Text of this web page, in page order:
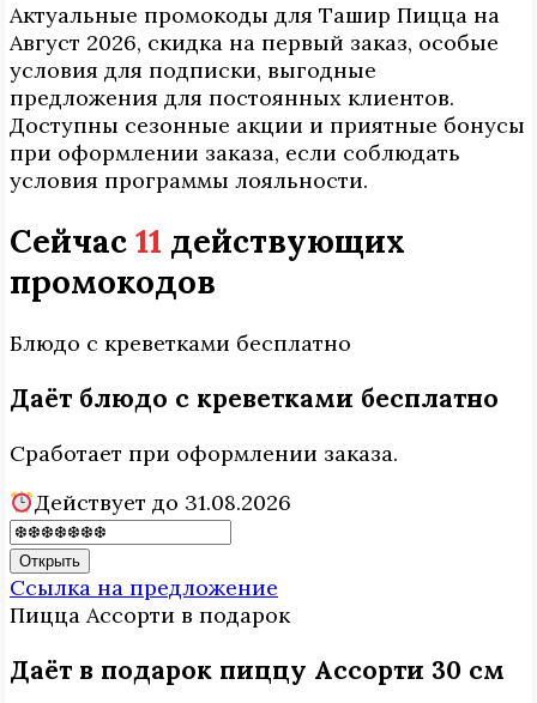
Актуальные промокоды для Ташир Пицца на
Август 2026, скидка на первый заказ, особые
условия для подписки, выгодные
предложения для постоянных клиентов.
Доступны сезонные акции и приятные бонусы
при оформлении заказа, если соблюдать
условия программы лояльности.
Сейчас 11 действующих
промокодов
Блюдо с креветками бесплатно
Даёт блюдо с креветками бесплатно
Сработает при оформлении заказа.
Действует до 31.08.2026
Открыть
Ссылка на предложение
Пицца Ассорти в подарок
Даёт в подарок пиццу Ассорти 30 см